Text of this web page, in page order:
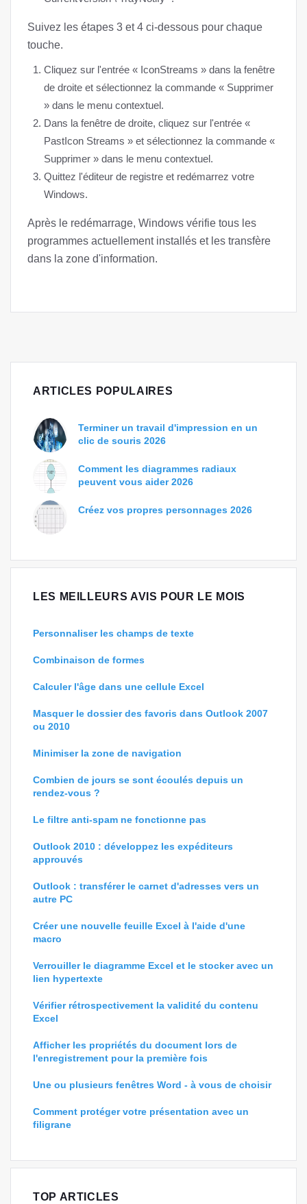
Suivez les étapes 3 et 4 ci-dessous pour chaque
touche.
Cliquez sur l'entrée « IconStreams » dans la fenêtre
de droite et sélectionnez la commande « Supprimer
» dans le menu contextuel.
Dans la fenêtre de droite, cliquez sur l'entrée «
PastIcon Streams » et sélectionnez la commande «
Supprimer » dans le menu contextuel.
Quittez l'éditeur de registre et redémarrez votre
Windows.
Après le redémarrage, Windows vérifie tous les
programmes actuellement installés et les transfère
dans la zone d'information.
ARTICLES POPULAIRES
Terminer un travail d'impression en un
clic de souris 2026
Comment les diagrammes radiaux
peuvent vous aider 2026
Créez vos propres personnages 2026
LES MEILLEURS AVIS POUR LE MOIS
Personnaliser les champs de texte
Combinaison de formes
Calculer l'âge dans une cellule Excel
Masquer le dossier des favoris dans Outlook 2007
ou 2010
Minimiser la zone de navigation
Combien de jours se sont écoulés depuis un
rendez-vous ?
Le filtre anti-spam ne fonctionne pas
Outlook 2010 : développez les expéditeurs
approuvés
Outlook : transférer le carnet d'adresses vers un
autre PC
Créer une nouvelle feuille Excel à l'aide d'une
macro
Verrouiller le diagramme Excel et le stocker avec un
lien hypertexte
Vérifier rétrospectivement la validité du contenu
Excel
Afficher les propriétés du document lors de
l'enregistrement pour la première fois
Une ou plusieurs fenêtres Word - à vous de choisir
Comment protéger votre présentation avec un
filigrane
TOP ARTICLES